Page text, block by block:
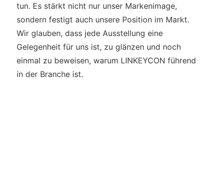
tun. Es stärkt nicht nur unser Markenimage,
sondern festigt auch unsere Position im Markt.
Wir glauben, dass jede Ausstellung eine
Gelegenheit für uns ist, zu glänzen und noch
einmal zu beweisen, warum LINKEYCON führend
in der Branche ist.